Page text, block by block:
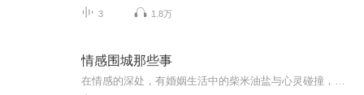
3 1.8万
情感围城那些事